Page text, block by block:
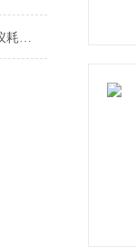
意大利哈纳HANNA在线监测仪耗材产品清单